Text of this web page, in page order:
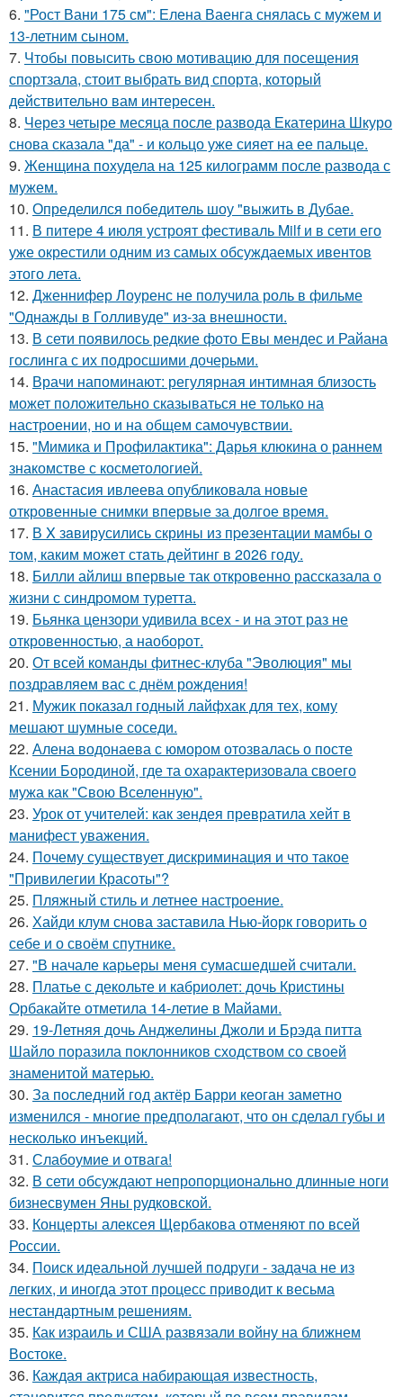
6. "Рост Вани 175 см": Елена Ваенга снялась с мужем и
13-летним сыном.
7. Чтобы повысить свою мотивацию для посещения
спортзала, стоит выбрать вид спорта, который
действительно вам интересен.
8. Через четыре месяца после развода Екатерина Шкуро
снова сказала "да" - и кольцо уже сияет на ее пальце.
9. Женщина похудела на 125 килограмм после развода с
мужем.
10. Определился победитель шоу "выжить в Дубае.
11. В питере 4 июля устроят фестиваль Milf и в сети его
уже окрестили одним из самых обсуждаемых ивентов
этого лета.
12. Дженнифер Лоуренс не получила роль в фильме
"Однажды в Голливуде" из-за внешности.
13. В сети появилось редкие фото Евы мендес и Райана
гослинга с их подросшими дочерьми.
14. Врачи напоминают: регулярная интимная близость
может положительно сказываться не только на
настроении, но и на общем самочувствии.
15. "Мимика и Профилактика": Дарья клюкина о раннем
знакомстве с косметологией.
16. Анастасия ивлеева опубликовала новые
откровенные снимки впервые за долгое время.
17. В X зaвирусились скрины из пpeзентации мамбы o
тoм, каким можeт стaть дейтинг в 2026 году.
18. Билли айлиш впервые так откровенно рассказала о
жизни с синдромом туретта.
19. Бьянка цензори удивила всех - и на этот раз не
откровенностью, а наоборот.
20. От всей команды фитнес-клуба "Эволюция" мы
поздравляем вас с днём рождения!
21. Мужик показал годный лайфхак для тех, кому
мешают шумные соседи.
22. Алена водонаева с юмором отозвалась о посте
Ксении Бородиной, где та охарактеризовала своего
мужа как "Свою Вселенную".
23. Урок от учителей: как зендея превратила хейт в
манифест уважения.
24. Почему существует дискриминация и что такое
"Привилегии Красоты"?
25. Пляжный стиль и летнее настроение.
26. Хайди клум снова заставила Нью-йорк говорить о
себе и о своём спутнике.
27. "В начале карьеры меня сумасшедшей считали.
28. Платье с декольте и кабриолет: дочь Кристины
Орбакайте отметила 14-летие в Майами.
29. 19-Летняя дочь Анджелины Джоли и Брэда питта
Шайло поразила поклонников сходством со своей
знаменитой матерью.
30. За последний год актёр Барри кеоган заметно
изменился - многие предполагают, что он сделал губы и
несколько инъекций.
31. Слабоумие и отвага!
32. В сети обсуждают непропорционально длинные ноги
бизнесвумен Яны рудковской.
33. Концерты алексея Щербакова отменяют по всей
России.
34. Поиск идеальной лучшей подруги - задача не из
легких, и иногда этот процесс приводит к весьма
нестандартным решениям.
35. Как израиль и США развязали войну на ближнем
Востоке.
36. Каждая актриса набирающая известность,